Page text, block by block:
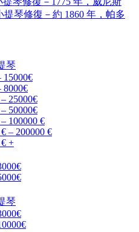
提琴修復－約 1860 年，帕多
琴
15000€
8000€
25000€
50000€
100000 €
– 200000 €
+
琴